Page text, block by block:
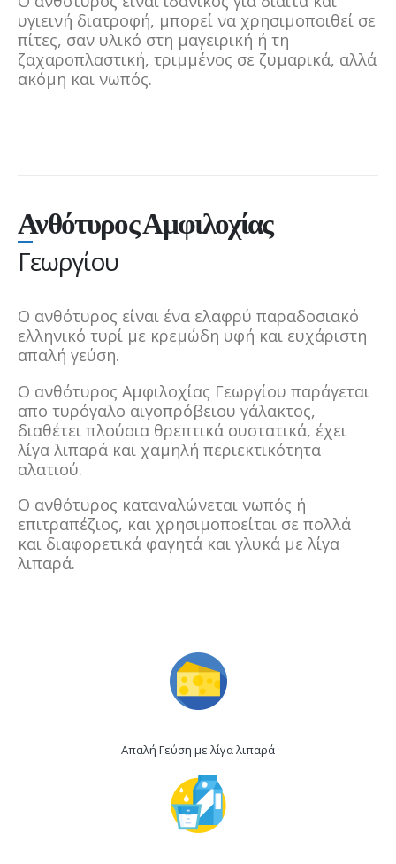
υγιεινή διατροφή, μπορεί να χρησιμοποιθεί σε
πίτες, σαν υλικό στη μαγειρική ή τη
ζαχαροπλαστική, τριμμένος σε ζυμαρικά, αλλά
ακόμη και νωπός.
Ανθότυρος Αμφιλοχίας
Γεωργίου
Ο ανθότυρος είναι ένα ελαφρύ παραδοσιακό
ελληνικό τυρί με κρεμώδη υφή και ευχάριστη
απαλή γεύση.
Ο ανθότυρος Αμφιλοχίας Γεωργίου παράγεται
απο τυρόγαλο αιγοπρόβειου γάλακτος,
διαθέτει πλούσια θρεπτικά συστατικά, έχει
λίγα λιπαρά και χαμηλή περιεκτικότητα
αλατιού.
Ο ανθότυρος καταναλώνεται νωπός ή
επιτραπέζιος, και χρησιμοποείται σε πολλά
και διαφορετικά φαγητά και γλυκά με λίγα
λιπαρά.
Απαλή Γεύση με λίγα λιπαρά